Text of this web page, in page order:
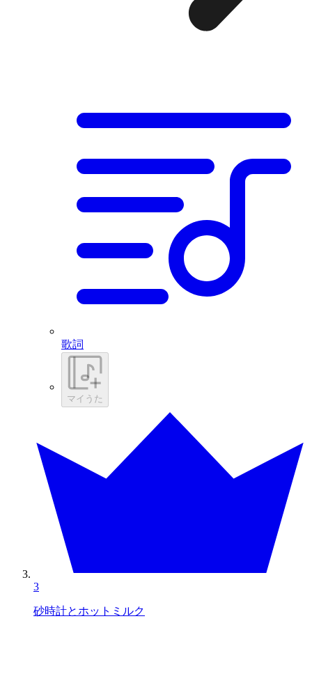
歌詞
マイうた
3
砂時計とホットミルク